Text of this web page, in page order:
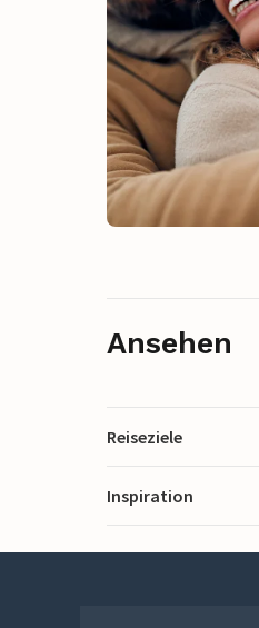
Ansehen
Reiseziele
Inspiration